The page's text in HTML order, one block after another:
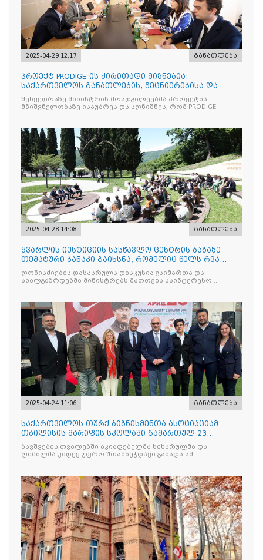
2025-04-29 12:17 განათლება
პროექტ PRODIGE-ის ძირითადი მიზნებია:
საქართველოს განათლების, მეცნიერებისა და
ახალგაზრდობის სამინისტრ
შეხვედრაზე მინისტრის მოადგილეებმა პროექტის
მნიშვნელობაზე ისაუბრეს და აღნიშნეს, რომ PRODIGE
2025-04-28 14:08 განათლება
ყვარლის იუსტიციის სასწავლო ცენტრის ბაზაზე
თემატური ბანაკი გაიხსნა, რომელიც წელს რვა
ნაკადად ჩატარდებ
ღონისძიების დასასრულს დისკუსია გაიმართა და
ახალგაზრდებმა მინისტრებს მათთვის საინტერესო
2025-04-24 11:06 განათლება
საქართველოს თურქ ბიზნესმენთა ასოციაციამ
თბილისის მარიფის სკოლაში გამართულ 23
აპრილის ეროვნული სუვერე
ბავშვების თვალებში აკიაფებულმა სიხარულმა და
ღიმილმა კიდევ უფრო შთამბეჭდავი გახადა ამ